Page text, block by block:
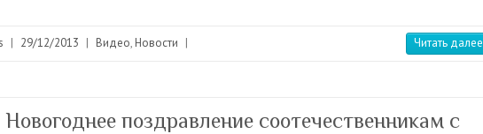
| 29/12/2013 | Видео, Новости | Читать далее
поздравление соотечественникам с